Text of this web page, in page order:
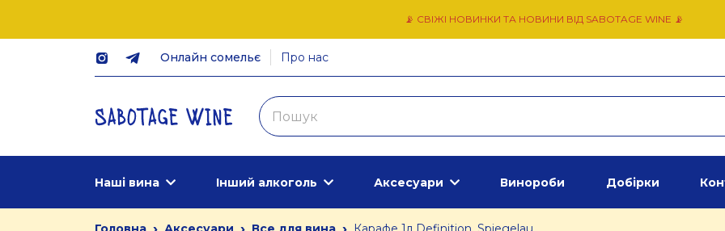
📡 СВІЖІ НОВИНКИ ТА НОВИНИ ВІД SABOTAGE WINE 📡
Онлайн сомельє Про нас
Наші вина Інший алкоголь Аксесуари Винороби Добірки